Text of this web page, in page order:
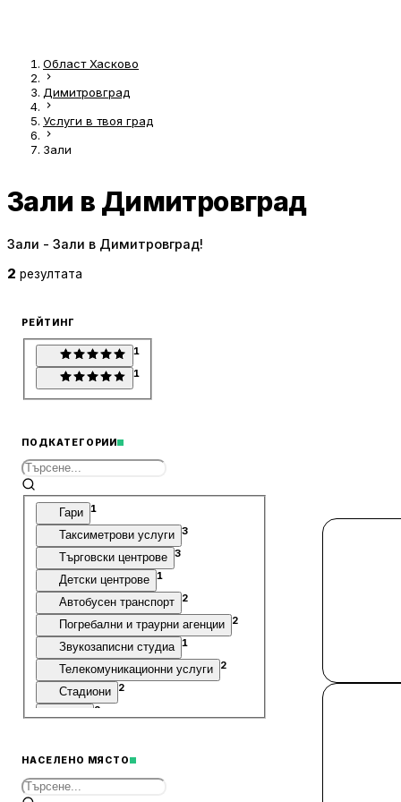
Област Хасково
Димитровград
Услуги в твоя град
Зали
Зали в Димитровград
Зали - Зали в Димитровград!
2 резултата
РЕЙТИНГ
1
1
ПОДКАТЕГОРИИ
Гари 1
Таксиметрови услуги 3
Търговски центрове 3
Детски центрове 1
Автобусен транспорт 2
Погребални и траурни агенции 2
Звукозаписни студиа 1
Телекомуникационни услуги 2
Стадиони 2
2
Офиси 8
Складове 6
НАСЕЛЕНО МЯСТО